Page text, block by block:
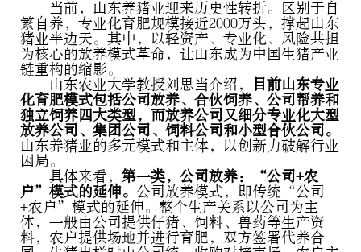
当前，山东养猪业迎来历史性转折。区别于自
繁自养，专业化育肥规模接近2000万头，撑起山东
猪业半边天。其中，以轻资产、专业化、风险共担
为核心的放养模式革命，让山东成为中国生猪产业
链重构的缩影。
山东农业大学教授刘思当介绍，
目前山东专业
化育肥模式包括公司放养、合伙饲养、公司帮养和
独立饲养四大类型， 而放养公司又细分专业化大型
放养公司、集团公司、饲料公司和小型合伙公司。
山东养猪业的多元模式和主体，以创新力破解行业
困局。
具体来看， 第一类，公司放养：“公司+农
户”模式的延伸。 公司放养模式，即传统“公司
+农户”模式的延伸。整个生产关系以公司为主
体，一般由公司提供仔猪、饲料、兽药等生产资
料，农户提供场地并进行育肥，双方签署代养合